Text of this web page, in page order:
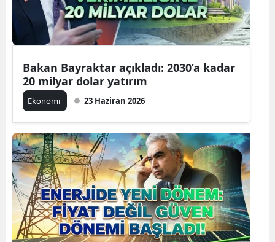
Bakan Bayraktar açıkladı: 2030’a kadar
20 milyar dolar yatırım
Ekonomi 23 Haziran 2026